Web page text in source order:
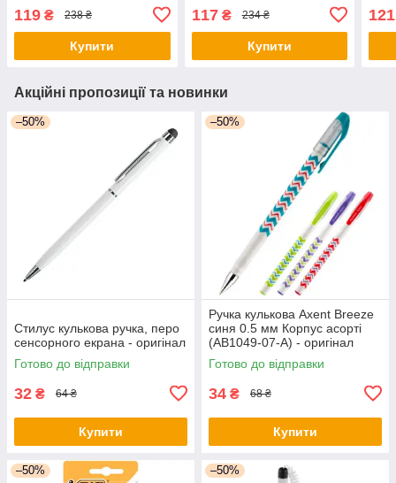
119 ₴ 238 ₴
Купити
117₴ 234 ₴
Купити
121
Акційні пропозиції та новинки
–50%
Стилус кулькова ручка, перо
сенсорного екрана - оригінал
Готово до відправки
32 ₴ 64 ₴
Купити
–50%
Ручка кулькова Axent Breeze
синя 0.5 мм Корпус асорті
(AB1049-07-A) - оригінал
Готово до відправки
34 ₴ 68 ₴
Купити
–50% –50%